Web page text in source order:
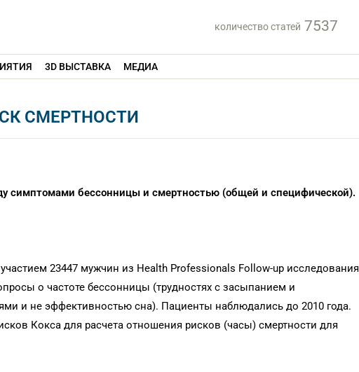
количество статей 7537
3D ВЫСТАВКА МЕДИА
СМЕРТНОСТИ
симптомами бессонницы и смертностью (общей и специфической).
23447 мужчин из Health Professionals Follow-up исследования
о частоте бессонницы (трудностях с засыпанием и
и не эффективностью сна). Пациенты наблюдались до 2010 года.
Кокса для расчета отношения рисков (часы) смертности для